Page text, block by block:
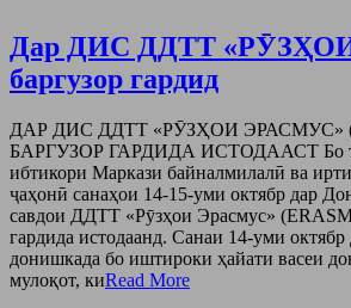
Дар ДИС ДДТТ
баргузор гардид
ДАР ДИС ДДТТ «РӮЗҲОИ ЭРАСМУС»
БАРГУЗОР ГАРДИДА ИСТОДААСТ Бо
ибтикори Маркази байналмилалӣ ва
ҷаҳонӣ санаҳои 14-15-уми октябр дар
савдои ДДТТ «Рӯзҳои Эрасмус»
гардида истодаанд. Санаи 14-уми октябр
донишкада бо иштироки ҳайати васеи
мулоқот, киRead More